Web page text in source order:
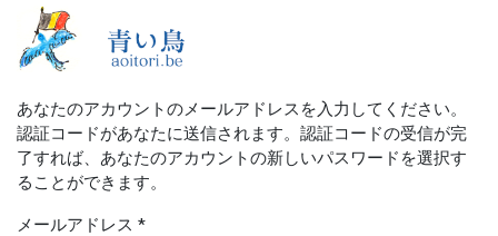
あなたのアカウントのメールアドレスを入力してください。
認証コードがあなたに送信されます。認証コードの受信が完
了すれば、あなたのアカウントの新しいパスワードを選択す
ることができます。
メールアドレス *